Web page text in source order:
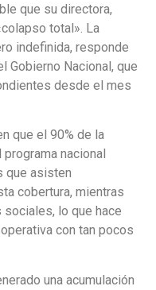
que su directora,
total». La
indefinida, responde
Gobierno Nacional, que
desde el mes
que el 90% de la
nacional
que asisten
cobertura, mientras
lo que hace
con tan pocos
una acumulación